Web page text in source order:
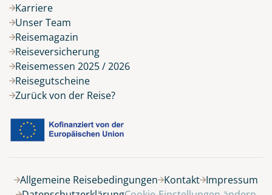
Karriere
Unser Team
Reisemagazin
Reiseversicherung
Reisemessen 2025 / 2026
Reisegutscheine
Zurück von der Reise?
Allgemeine Reisebedingungen Kontakt Impressum